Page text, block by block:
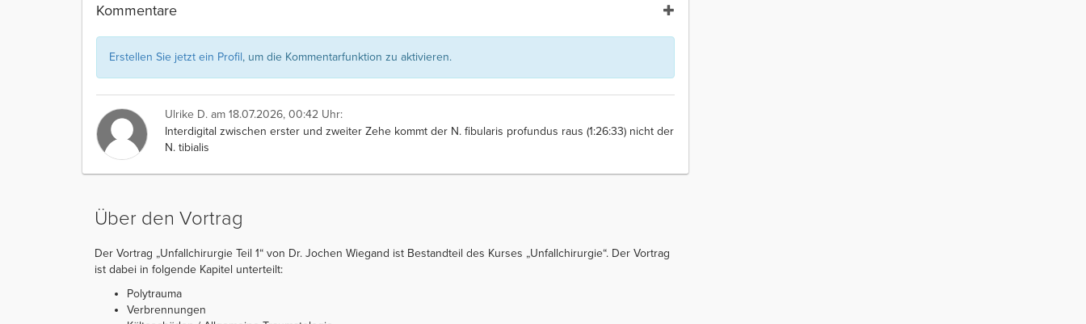
Kommentare
Erstellen Sie jetzt ein Profil, um die Kommentarfunktion zu aktivieren.
Ulrike D. am 18.07.2026, 00:42 Uhr:
Interdigital zwischen erster und zweiter Zehe kommt der N. fibularis profundus raus (1:26:33) nicht der
N. tibialis
Über den Vortrag
Der Vortrag „Unfallchirurgie Teil 1“ von Dr. Jochen Wiegand ist Bestandteil des Kurses „Unfallchirurgie“. Der Vortrag
ist dabei in folgende Kapitel unterteilt:
Polytrauma
Verbrennungen